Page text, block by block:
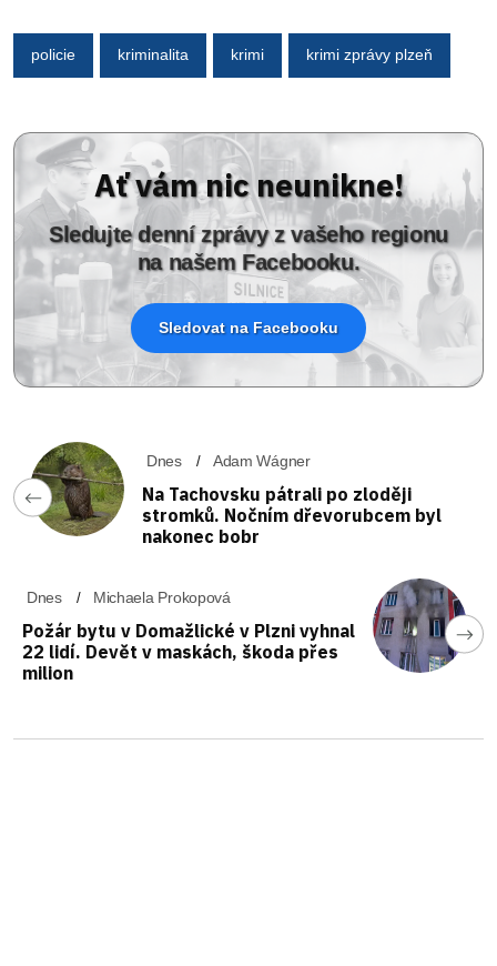
policie kriminalita krimi krimi zprávy plzeň
Ať vám nic neunikne!
Sledujte denní zprávy z vašeho regionu
na našem Facebooku.
Sledovat na Facebooku
Dnes Adam Wágner
Na Tachovsku pátrali po zloději
stromků. Nočním dřevorubcem byl
nakonec bobr
Dnes Michaela Prokopová
Požár bytu v Domažlické v Plzni vyhnal
22 lidí. Devět v maskách, škoda přes
milion